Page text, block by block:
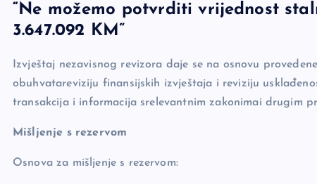
c
e
b
o
o
k
p
y
Li
n
k
se
n
g
er
er ar
“Ne možemo potvrditi vrijednost
3.647.092 KM”
Izvještaj nezavisnog revizora daje se na osnovu
obuhvatareviziju finansijskih izvještaja i reviziju
transakcija i informacija srelevantnim zakonimai drugim
Mišljenje s rezervom
Osnova za mišljenje s rezervom: